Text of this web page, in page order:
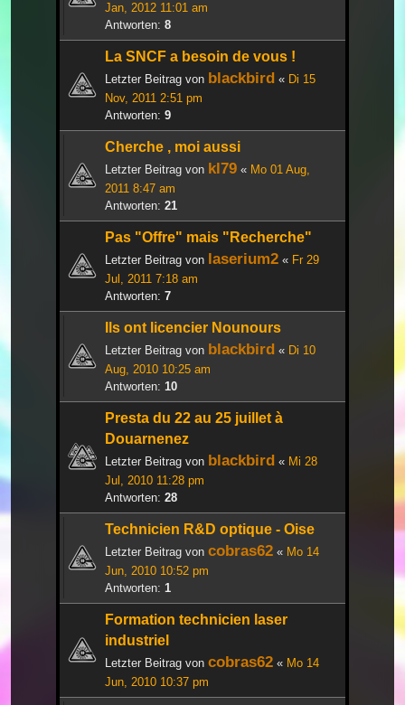
Jan, 2012 11:01 am
Antworten: 8
La SNCF a besoin de vous !
Letzter Beitrag von blackbird « Di 15
Nov, 2011 2:51 pm
Antworten: 9
Cherche , moi aussi
Letzter Beitrag von kl79 « Mo 01 Aug,
2011 8:47 am
Antworten: 21
Pas "Offre" mais "Recherche"
Letzter Beitrag von laserium2 « Fr 29
Jul, 2011 7:18 am
Antworten: 7
Ils ont licencier Nounours
Letzter Beitrag von blackbird « Di 10
Aug, 2010 10:25 am
Antworten: 10
Presta du 22 au 25 juillet à
Douarnenez
Letzter Beitrag von blackbird « Mi 28
Jul, 2010 11:28 pm
Antworten: 28
Technicien R&D optique - Oise
Letzter Beitrag von cobras62 « Mo 14
Jun, 2010 10:52 pm
Antworten: 1
Formation technicien laser
industriel
Letzter Beitrag von cobras62 « Mo 14
Jun, 2010 10:37 pm